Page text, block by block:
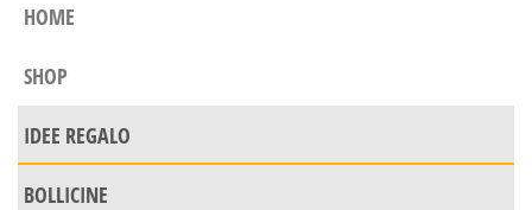
HOME
SHOP
IDEE REGALO
BOLLICINE